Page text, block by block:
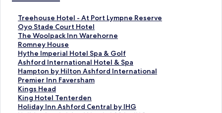
Treehouse Hotel - At Port Lympne Reserve
T
r
e
e
h
o
u
s
e
H
o
Oyo Stade Court Hotel
O
y
o
S
t
a
d
e
C
o
The Woolpack Inn Warehorne
T
h
e
W
o
o
l
p
a
Romney House
R
o
m
n
e
y
H
o
Hythe Imperial Hotel Spa & Golf
H
y
t
h
e
I
m
Ashford International Hotel & Spa
A
s
h
f
o
r
Hampton by Hilton Ashford International
H
a
m
p
t
Premier Inn Faversham
P
r
e
m
Kings Head
K
i
n
King Hotel Tenterden
K
iHoliday Inn Ashford Central by IHG
H